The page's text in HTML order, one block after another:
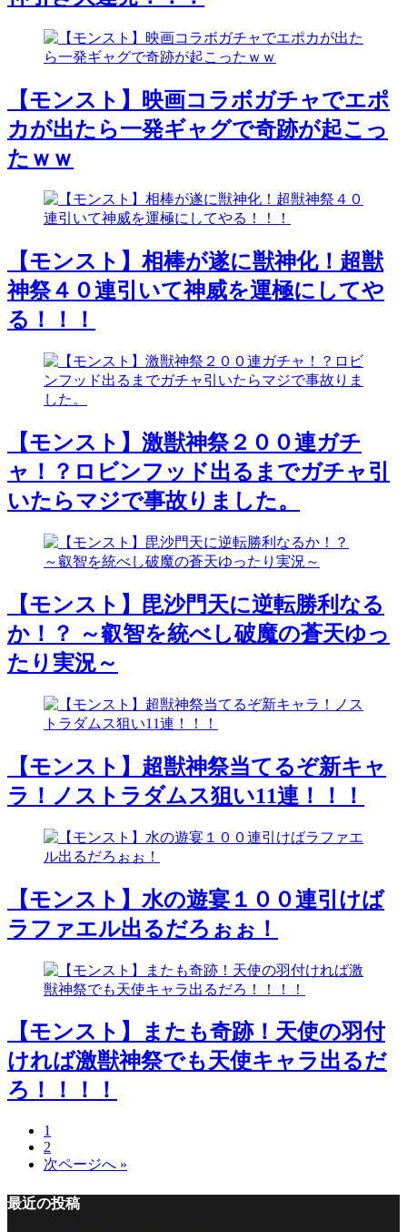
【モンスト】映画コラボガチャでエポ
カが出たら一発ギャグで奇跡が起こっ
たｗｗ
【モンスト】相棒が遂に獣神化！超獣
神祭４０連引いて神威を運極にしてや
る！！！
【モンスト】激獣神祭２００連ガチ
ャ！？ロビンフッド出るまでガチャ引
いたらマジで事故りました。
【モンスト】毘沙門天に逆転勝利なる
か！？ ～叡智を統べし破魔の蒼天ゆっ
たり実況～
【モンスト】超獣神祭当てるぞ新キャ
ラ！ノストラダムス狙い11連！！！
【モンスト】水の遊宴１００連引けば
ラファエル出るだろぉぉ！
【モンスト】またも奇跡！天使の羽付
ければ激獣神祭でも天使キャラ出るだ
ろ！！！！
1
2
次ページへ »
最近の投稿